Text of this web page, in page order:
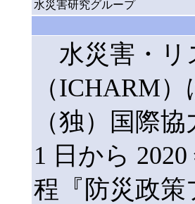
水災害研究グループ
水災害・リ
（ICHARM
（独）国際
1 日から
程『防災政